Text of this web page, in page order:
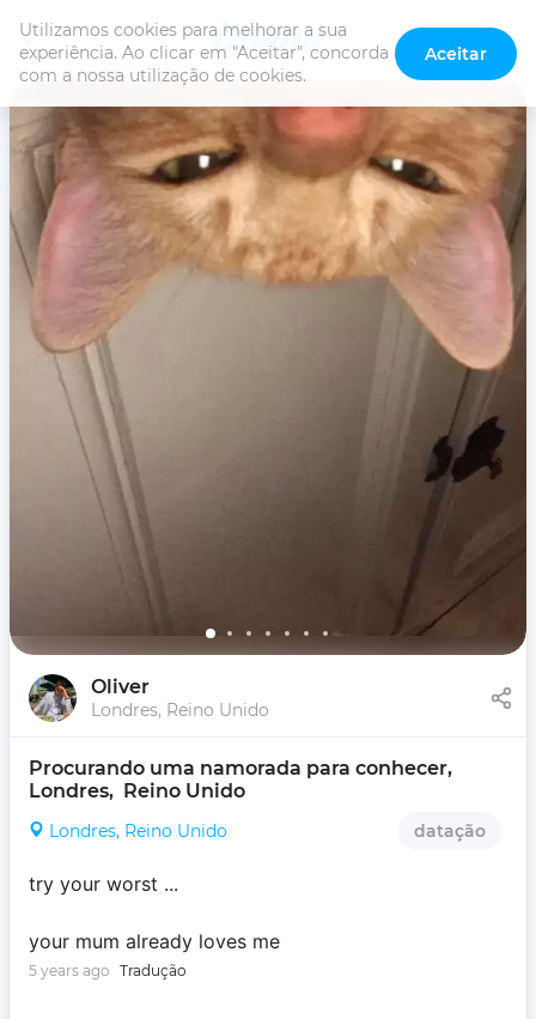
Utilizamos cookies para melhorar a sua
experiência. Ao clicar em "Aceitar", concorda
com a nossa utilização de cookies.
Aceitar
Oliver
Londres, Reino Unido
Procurando uma namorada para conhecer,
Londres,  Reino Unido
Londres, Reino Unido datação
try your worst ...
your mum already loves me
5 years ago Tradução